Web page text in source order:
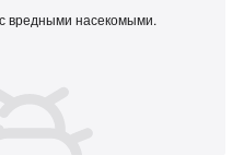
вредными насекомыми.